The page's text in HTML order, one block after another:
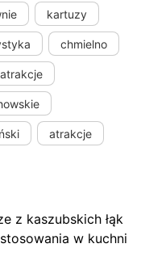
kartuzy
chmielno
atrakcje
z kaszubskich łąk
w kuchni